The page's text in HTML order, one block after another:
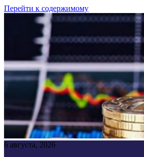
Перейти к содержимому
6 августа, 2026